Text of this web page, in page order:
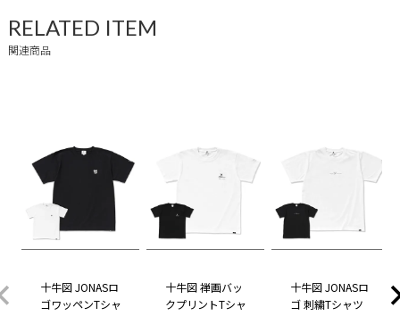
RELATED ITEM
関連商品
十牛図 JONASロ
ゴワッペンTシャ
十牛図 禅画バッ
クプリントTシャ
十牛図 JONASロ
ゴ 刺繍Tシャツ